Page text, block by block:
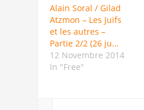
Alain Soral / Gilad
Atzmon – Les Juifs
et les autres –
Partie 2/2 (26 ju…
12 Novembre 2014
In "Free"